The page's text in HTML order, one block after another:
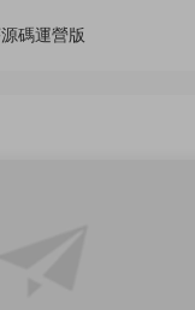
碼運營版